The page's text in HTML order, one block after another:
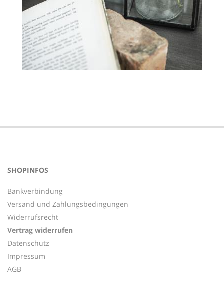
01-
SHOPINFOS
Bankverbindung
Versand und Zahlungsbedingungen
Widerrufsrecht
Vertrag widerrufen
Datenschutz
Impressum
AGB